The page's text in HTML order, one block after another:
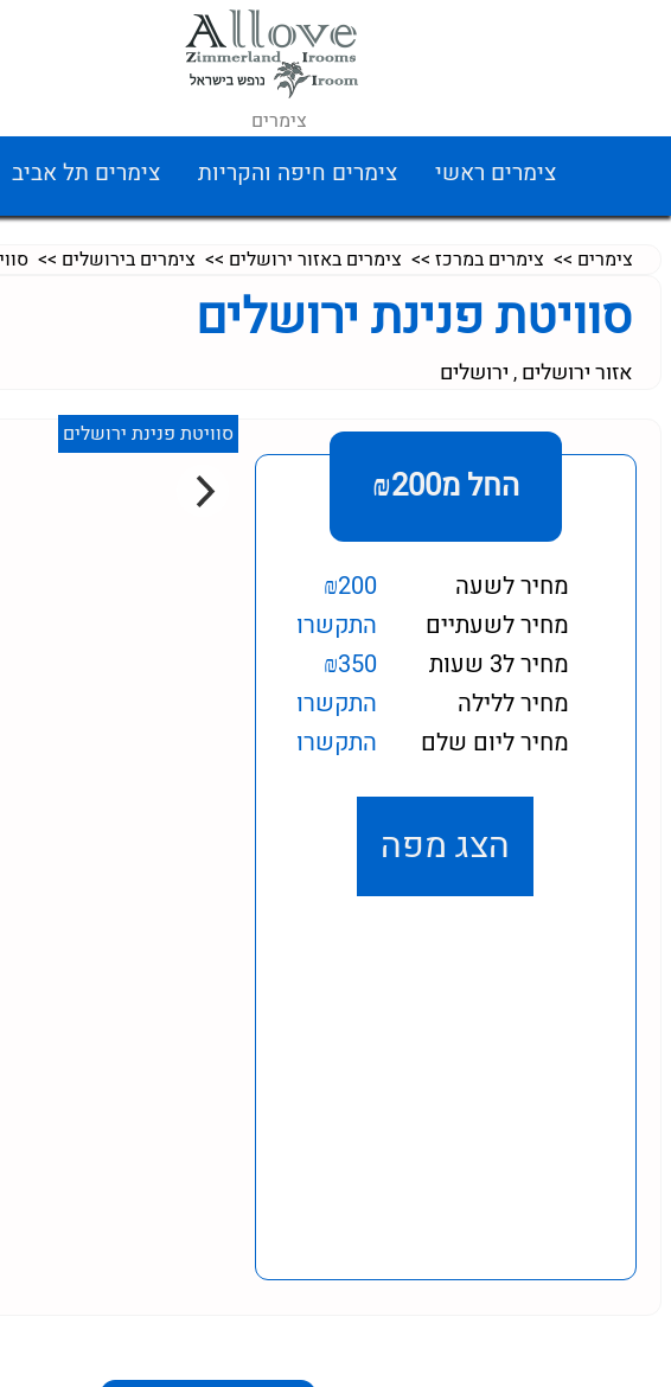
צימרים
צימרים ראשי צימרים חיפה והקריות צימרים תל אביב
צימרים >> צימרים במרכז >> צימרים באזור ירושלים >> צימרים בירושלים >>
סוויטת פנינת ירושלים
אזור ירושלים , ירושלים
החל מ₪200
מחיר לשעה
₪200
מחיר לשעתיים
התקשרו
מחיר ל3 שעות
₪350
מחיר ללילה
התקשרו
מחיר ליום שלם
התקשרו
הצג מפה
סוויטת פנינת ירושלים